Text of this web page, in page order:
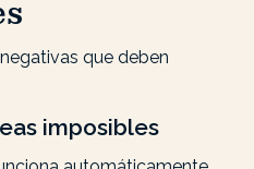
que deben
imposibles